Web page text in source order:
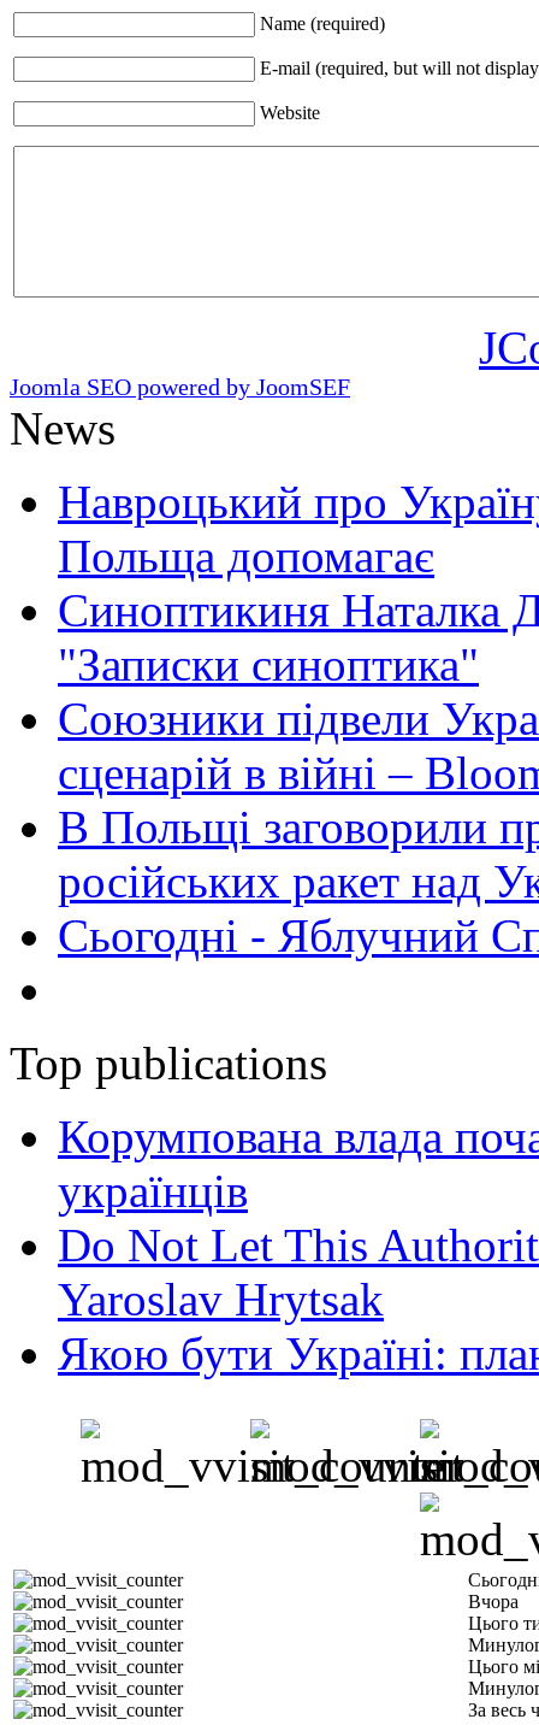
Name (required)
E-mail (required, but will not
Website
Joomla SEO powered by JoomSEF
News
Навроцький про
Польща допомагає
Синоптикиня Наталка
"Записки синоптика"
Союзники підвели
сценарій в війні –
В Польщі заговорили
російських ракет над
Сьогодні - Яблучний
Top publications
Корумпована влада
українців
Do Not Let This
Yaroslav Hrytsak
Якою бути Україні:
Вчора
Цього
Цього
За весь